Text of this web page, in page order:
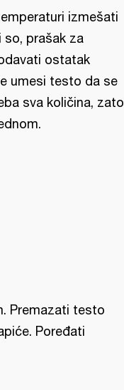
izmešati
so, prašak za
ostatak
umesi testo da se
sva količina, zato
Premazati testo
Poređati